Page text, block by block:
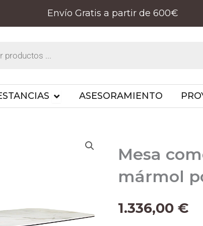
Envío Gratis a partir de 600€
OPEN ESTANCIAS
ASESORAMIENTO
Mesa
mármol
1.336,00 €